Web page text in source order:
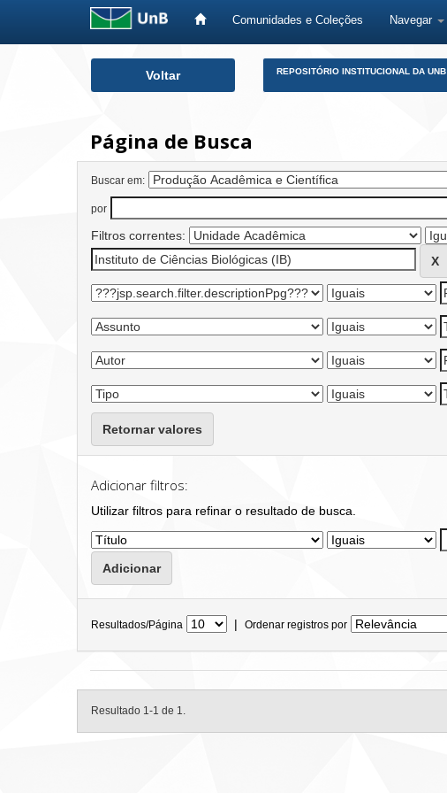
Comunidades e Coleções Navegar
Voltar REPOSITÓRIO INSTITUCIONAL DA UNB
Página de Busca
Buscar em:
por
Filtros correntes:
Retornar valores
Adicionar filtros:
Utilizar filtros para refinar o resultado de busca.
Resultados/Página | Ordenar registros por
Resultado 1-1 de 1.